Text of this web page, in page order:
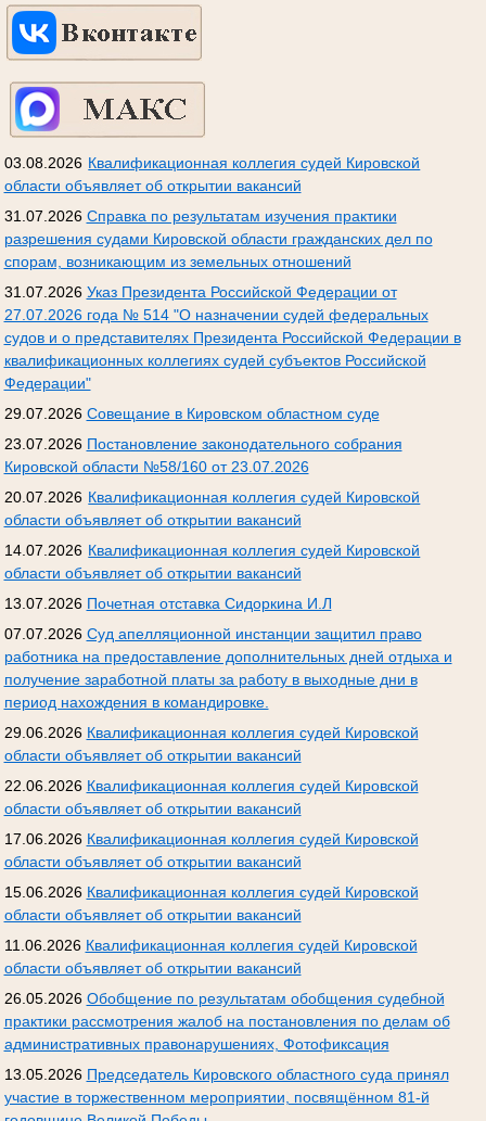
03.08.2026 Квалификационная коллегия судей Кировской
области объявляет об открытии вакансий
31.07.2026 Справка по результатам изучения практики
разрешения судами Кировской области гражданских дел по
спорам, возникающим из земельных отношений
31.07.2026 Указ Президента Российской Федерации от
27.07.2026 года № 514 "О назначении судей федеральных
судов и о представителях Президента Российской Федерации в
квалификационных коллегиях судей субъектов Российской
Федерации"
29.07.2026 Совещание в Кировском областном суде
23.07.2026 Постановление законодательного собрания
Кировской области №58/160 от 23.07.2026
20.07.2026 Квалификационная коллегия судей Кировской
области объявляет об открытии вакансий
14.07.2026 Квалификационная коллегия судей Кировской
области объявляет об открытии вакансий
13.07.2026 Почетная отставка Сидоркина И.Л
07.07.2026 Суд апелляционной инстанции защитил право
работника на предоставление дополнительных дней отдыха и
получение заработной платы за работу в выходные дни в
период нахождения в командировке.
29.06.2026 Квалификационная коллегия судей Кировской
области объявляет об открытии вакансий
22.06.2026 Квалификационная коллегия судей Кировской
области объявляет об открытии вакансий
17.06.2026 Квалификационная коллегия судей Кировской
области объявляет об открытии вакансий
15.06.2026 Квалификационная коллегия судей Кировской
области объявляет об открытии вакансий
11.06.2026 Квалификационная коллегия судей Кировской
области объявляет об открытии вакансий
26.05.2026 Обобщение по результатам обобщения судебной
практики рассмотрения жалоб на постановления по делам об
административных правонарушениях, Фотофиксация
13.05.2026 Председатель Кировского областного суда принял
участие в торжественном мероприятии, посвящённом 81-й